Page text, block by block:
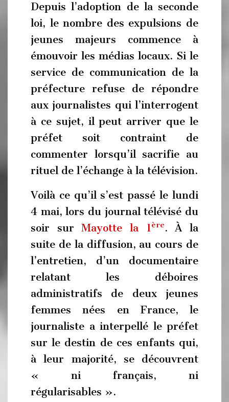
Depuis l’adoption de la seconde
loi, le nombre des expulsions de
jeunes majeurs commence à
émouvoir les médias locaux. Si le
service de communication de la
préfecture refuse de répondre
aux journalistes qui l’interrogent
à ce sujet, il peut arriver que le
préfet soit contraint de
commenter lorsqu’il sacrifie au
rituel de l’échange à la télévision.
Voilà ce qu’il s’est passé le lundi
4 mai, lors du journal télévisé du
soir surMayotte la 1 ère. À la
suite de la diffusion, au cours de
l’entretien, d’un documentaire
relatant les déboires
administratifs de deux jeunes
femmes nées en France, le
journaliste a interpellé le préfet
sur le destin de ces enfants qui,
à leur majorité, se découvrent
« ni français, ni
régularisables ».